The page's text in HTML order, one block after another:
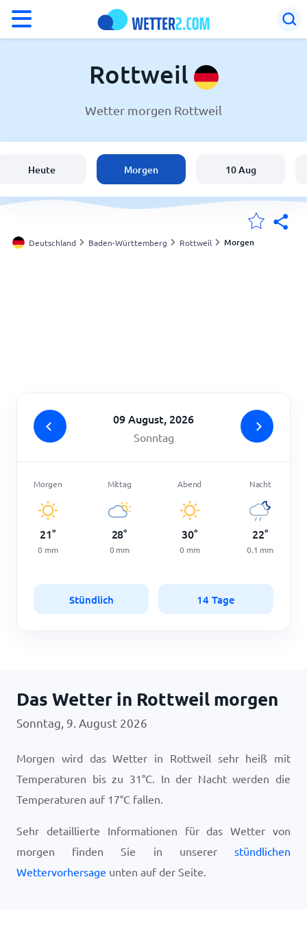
Wetter in Rottweil
Schweiz
Österreich
Rottweil
Wetter morgen Rottweil
Heute Morgen 10 Aug
Deutschland Baden-Württemberg Rottweil Morgen
09 August, 2026
Sonntag
Morgen
21°
0 mm
Mittag
28°
0 mm
Abend
30°
0 mm
Nacht
22°
0.1 mm
Stündlich 14 Tage
Das Wetter in Rottweil morgen
Sonntag, 9. August 2026
Morgen wird das Wetter in Rottweil sehr heiß mit
Temperaturen bis zu 31°C. In der Nacht werden die
Temperaturen auf 17°C fallen.
Sehr detaillierte Informationen für das Wetter von
morgen finden Sie in unserer stündlichen
Wettervorhersage unten auf der Seite.